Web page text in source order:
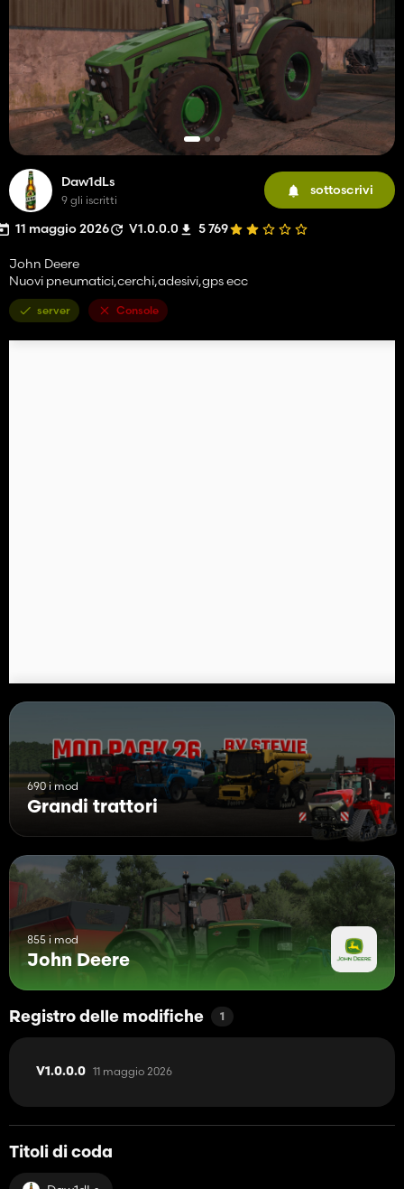
Daw1dLs
9 gli iscritti
sottoscrivi
11 maggio 2026 V1.0.0.0 5 769
John Deere
Nuovi pneumatici,cerchi,adesivi,gps ecc
server Console
690 i mod
Grandi trattori
855 i mod
John Deere
Registro delle modifiche 1
V1.0.0.0 11 maggio 2026
Titoli di coda